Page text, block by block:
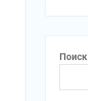
Поиск